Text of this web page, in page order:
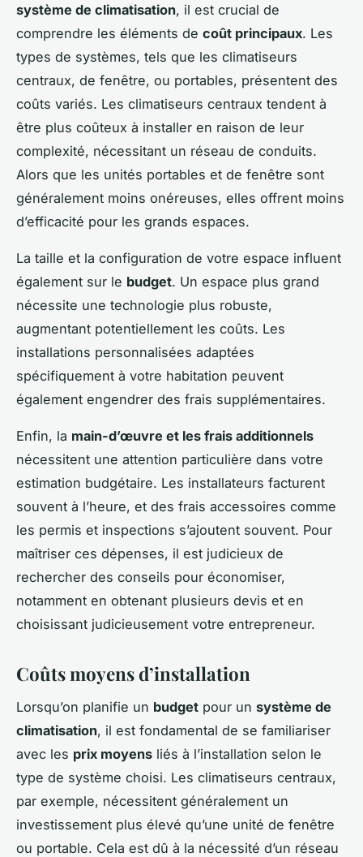
système de climatisation, il est crucial de
comprendre les éléments de coût principaux. Les
types de systèmes, tels que les climatiseurs
centraux, de fenêtre, ou portables, présentent des
coûts variés. Les climatiseurs centraux tendent à
être plus coûteux à installer en raison de leur
complexité, nécessitant un réseau de conduits.
Alors que les unités portables et de fenêtre sont
généralement moins onéreuses, elles offrent moins
d’efficacité pour les grands espaces.
La taille et la configuration de votre espace influent
également sur le budget. Un espace plus grand
nécessite une technologie plus robuste,
augmentant potentiellement les coûts. Les
installations personnalisées adaptées
spécifiquement à votre habitation peuvent
également engendrer des frais supplémentaires.
Enfin, la main-d’œuvre et les frais additionnels
nécessitent une attention particulière dans votre
estimation budgétaire. Les installateurs facturent
souvent à l’heure, et des frais accessoires comme
les permis et inspections s’ajoutent souvent. Pour
maîtriser ces dépenses, il est judicieux de
rechercher des conseils pour économiser,
notamment en obtenant plusieurs devis et en
choisissant judicieusement votre entrepreneur.
Coûts moyens d’installation
Lorsqu’on planifie un budget pour un système de
climatisation, il est fondamental de se familiariser
avec les prix moyens liés à l’installation selon le
type de système choisi. Les climatiseurs centraux,
par exemple, nécessitent généralement un
investissement plus élevé qu’une unité de fenêtre
ou portable. Cela est dû à la nécessité d’un réseau